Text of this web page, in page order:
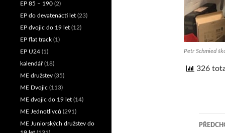
Petr Schmied
326
EP 85 – 190 (2)
EP do devatenácti let (23)
EP dvojic do 19 let (12)
EP flat track (1)
EP U24 (1)
kalendář(18)
ME družstev (35)
ME Dvojic (113)
ME dvojic do 19 let (14)
ME Jednotlivců (291)
ME Juniorských družstev do